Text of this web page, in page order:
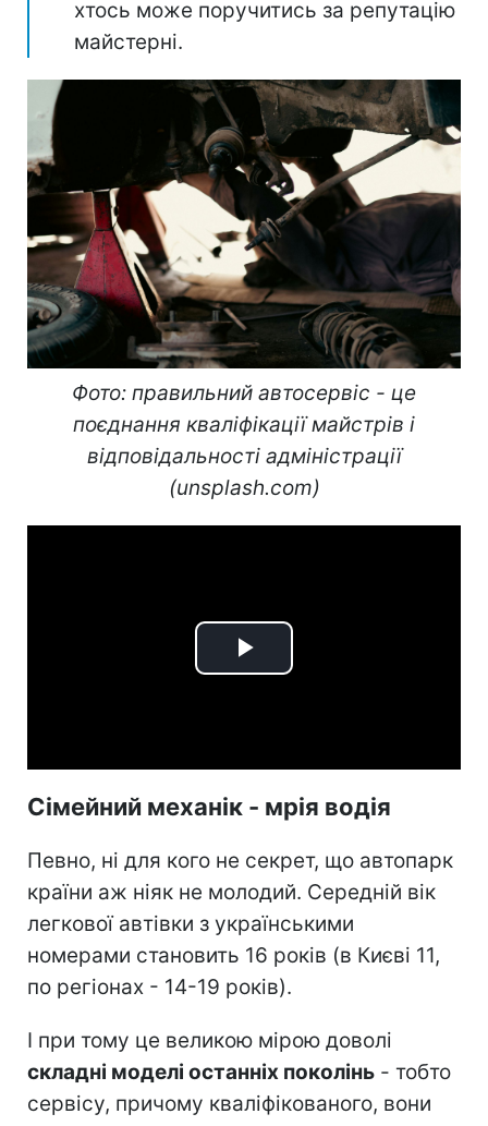
хтось може поручитись за репутацію
майстерні.
Фото: правильний автосервіс - це
поєднання кваліфікації майстрів і
відповідальності адміністрації
(unsplash.com)
Play
Сімейний механік - мрія водія
Певно, ні для кого не секрет, що автопарк
країни аж ніяк не молодий. Середній вік
легкової автівки з українськими
номерами становить 16 років (в Києві 11,
по регіонах - 14-19 років).
І при тому це великою мірою доволі
складні моделі останніх поколінь - тобто
сервісу, причому кваліфікованого, вони